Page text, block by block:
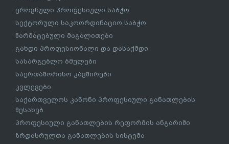
ეროვნული პროფესიული საბჭო
სექტორული საკოორდინაციო საბჭო
წარმატებული მაგალითები
გახდი პროფესიონალი და დასაქმდი
სასარგებლო ბმულები
საერთაშორისო კავშირები
კვლევები
საქართველოს კანონი პროფესიული განათლების
შესახებ
პროფესიული განათლების რეფორმის ანგარიში
ზრდასრულთა განათლების სისტემა